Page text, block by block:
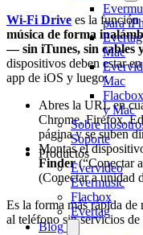
para
Mac
Mac
y Mac
Sobre
Soporte
Productos
Evervideo
Evermusic
Flacbox
Evertag
Blog
Wi-Fi Drive es la función
música de forma
— sin iTunes, sin cables
dispositivos deben estar
app de iOS y luego:
Abres la URL en
Chrome, Firefox,
página y se suben
Montas el
Finder(“Conectar
(Conectar a unidad
Es la forma más rápida
al teléfono sin servicios